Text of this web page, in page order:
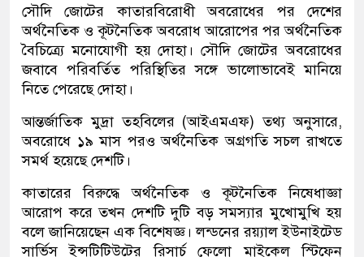
সৌদি জোটের কাতারবিরোধী অবরোধের পর দেশের
অর্থনৈতিক ও কূটনৈতিক অবরোধ আরোপের পর অর্থনৈতিক
বৈচিত্র্যে মনোযোগী হয় দোহা। সৌদি জোটের অবরোধের
জবাবে পরিবর্তিত পরিস্থিতির সঙ্গে ভালোভাবেই মানিয়ে
নিতে পেরেছে দোহা।
আন্তর্জাতিক মুদ্রা তহবিলের (আইএমএফ) তথ্য অনুসারে,
অবরোধে ১৯ মাস পরও অর্থনৈতিক অগ্রগতি সচল রাখতে
সমর্থ হয়েছে দেশটি।
কাতারের বিরুদ্ধে অর্থনৈতিক ও কূটনৈতিক নিষেধাজ্ঞা
আরোপ করে তখন দেশটি দুটি বড় সমস্যার মুখোমুখি হয়
বলে জানিয়েছেন এক বিশেষজ্ঞ। লন্ডনের রয়্যাল ইউনাইটেড
সার্ভিস ইন্সটিটিউটের রিসার্চ ফেলো মাইকেল স্টিফেন